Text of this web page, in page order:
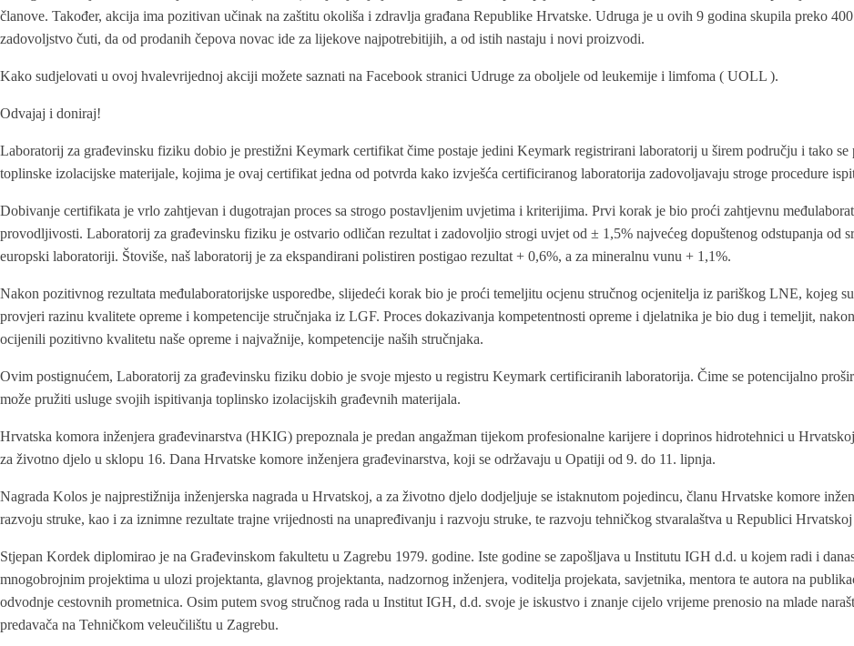
članove. Također, akcija ima pozitivan učinak na zaštitu okoliša i zdravlja građana Republike Hrvatske. Udruga je u ovih 9 godina skupila preko
zadovoljstvo čuti, da od prodanih čepova novac ide za lijekove najpotrebitijih, a od istih nastaju i novi proizvodi.
Kako sudjelovati u ovoj hvalevrijednoj akciji možete saznati na Facebook stranici Udruge za oboljele od leukemije i limfoma ( UOLL ).
Odvajaj i doniraj!
Laboratorij za građevinsku fiziku dobio je prestižni Keymark certifikat čime postaje jedini Keymark registrirani laboratorij u širem području i tako
toplinske izolacijske materijale, kojima je ovaj certifikat jedna od potvrda kako izvješća certificiranog laboratorija zadovoljavaju stroge procedure
Dobivanje certifikata je vrlo zahtjevan i dugotrajan proces sa strogo postavljenim uvjetima i kriterijima. Prvi korak je bio proći zahtjevnu
provodljivosti. Laboratorij za građevinsku fiziku je ostvario odličan rezultat i zadovoljio strogi uvjet od ± 1,5% najvećeg dopuštenog odstupanja od
europski laboratoriji. Štoviše, naš laboratorij je za ekspandirani polistiren postigao rezultat + 0,6%, a za mineralnu vunu + 1,1%.
Nakon pozitivnog rezultata međulaboratorijske usporedbe, slijedeći korak bio je proći temeljitu ocjenu stručnog ocjenitelja iz pariškog LNE, kojeg
provjeri razinu kvalitete opreme i kompetencije stručnjaka iz LGF. Proces dokazivanja kompetentnosti opreme i djelatnika je bio dug i temeljit,
ocijenili pozitivno kvalitetu naše opreme i najvažnije, kompetencije naših stručnjaka.
Ovim postignućem, Laboratorij za građevinsku fiziku dobio je svoje mjesto u registru Keymark certificiranih laboratorija. Čime se potencijalno
može pružiti usluge svojih ispitivanja toplinsko izolacijskih građevnih materijala.
Hrvatska komora inženjera građevinarstva (HKIG) prepoznala je predan angažman tijekom profesionalne karijere i doprinos hidrotehnici u
za životno djelo u sklopu 16. Dana Hrvatske komore inženjera građevinarstva, koji se održavaju u Opatiji od 9. do 11. lipnja.
Nagrada Kolos je najprestižnija inženjerska nagrada u Hrvatskoj, a za životno djelo dodjeljuje se istaknutom pojedincu, članu Hrvatske komore
razvoju struke, kao i za iznimne rezultate trajne vrijednosti na unapređivanju i razvoju struke, te razvoju tehničkog stvaralaštva u Republici
Stjepan Kordek diplomirao je na Građevinskom fakultetu u Zagrebu 1979. godine. Iste godine se zapošljava u Institutu IGH d.d. u kojem radi i
mnogobrojnim projektima u ulozi projektanta, glavnog projektanta, nadzornog inženjera, voditelja projekata, savjetnika, mentora te autora na
odvodnje cestovnih prometnica. Osim putem svog stručnog rada u Institut IGH, d.d. svoje je iskustvo i znanje cijelo vrijeme prenosio na mlade
predavača na Tehničkom veleučilištu u Zagrebu.